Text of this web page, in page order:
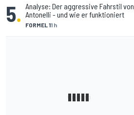
5. FORMEL 11 h
Analyse: Der aggressive Fahrstil von
Antonelli - und wie er funktioniert